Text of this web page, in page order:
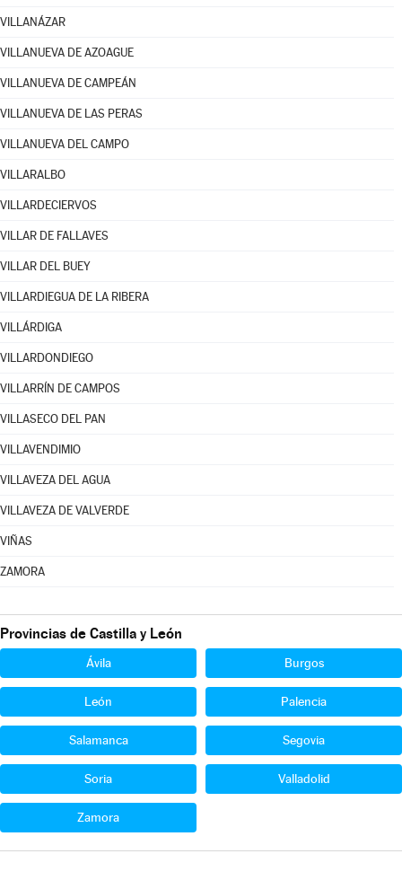
VILLANÁZAR
VILLANUEVA DE AZOAGUE
VILLANUEVA DE CAMPEÁN
VILLANUEVA DE LAS PERAS
VILLANUEVA DEL CAMPO
VILLARALBO
VILLARDECIERVOS
VILLAR DE FALLAVES
VILLAR DEL BUEY
VILLARDIEGUA DE LA RIBERA
VILLÁRDIGA
VILLARDONDIEGO
VILLARRÍN DE CAMPOS
VILLASECO DEL PAN
VILLAVENDIMIO
VILLAVEZA DEL AGUA
VILLAVEZA DE VALVERDE
VIÑAS
ZAMORA
Provincias de Castilla y León
Ávila Burgos
León Palencia
Salamanca Segovia
Soria Valladolid
Zamora